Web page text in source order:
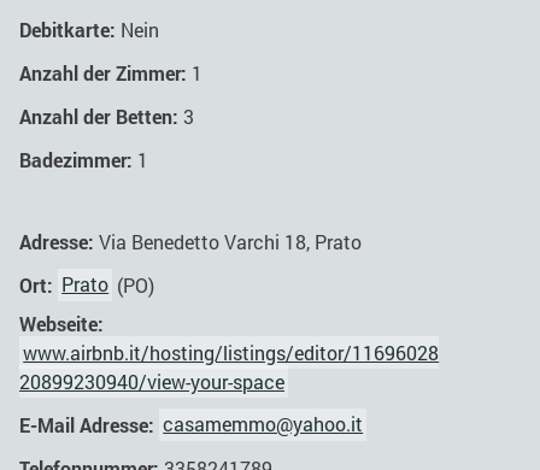
Debitkarte: Nein
Anzahl der Zimmer: 1
Anzahl der Betten: 3
Badezimmer: 1
Adresse: Via Benedetto Varchi 18, Prato
Ort: Prato (PO)
Webseite:
www.airbnb.it/hosting/listings/editor/11696028
20899230940/view-your-space
E-Mail Adresse: casamemmo@yahoo.it